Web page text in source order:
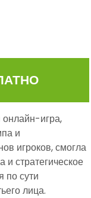
онлайн-игра,
и
игроков, смогла
и стратегическое
по сути
лица.